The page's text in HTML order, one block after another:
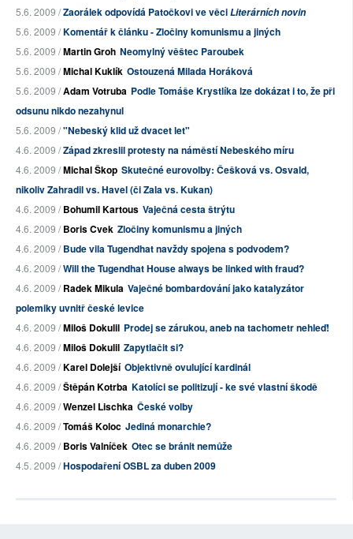
5.6. 2009 /Zaorálek odpovídá Patočkovi ve věciLiterárních novin
5.6. 2009 /Komentář k článku - Zločiny komunismu a jiných
5.6. 2009 /Martin Groh Neomylný věštec Paroubek
5.6. 2009 /Michal Kuklík Ostouzená Milada Horáková
5.6. 2009 /Adam Votruba Podle Tomáše Krystlíka lze dokázat i to, že při
odsunu nikdo nezahynul
5.6. 2009 /"Nebeský klid už dvacet let"
4.6. 2009 /Západ zkreslil protesty na náměstí Nebeského míru
4.6. 2009 /Michal Škop Skutečné eurovolby: Češková vs. Osvald,
nikoliv Zahradil vs. Havel (či Zala vs. Kukan)
4.6. 2009 /Bohumil Kartous Vaječná cesta štrýtu
4.6. 2009 /Boris Cvek Zločiny komunismu a jiných
4.6. 2009 /Bude vila Tugendhat navždy spojena s podvodem?
4.6. 2009 /Will the Tugendhat House always be linked with fraud?
4.6. 2009 /Radek Mikula Vaječné bombardování jako katalyzátor
polemiky uvnitř české levice
4.6. 2009 /Miloš Dokulil Prodej se zárukou, aneb na tachometr nehleď!
4.6. 2009 /Miloš Dokulil Zapytlačit si?
4.6. 2009 /Karel Dolejší Objektivně ovulující kardinál
4.6. 2009 /Štěpán Kotrba Katolíci se politizují - ke své vlastní škodě
4.6. 2009 /Wenzel Lischka České volby
4.6. 2009 /Tomáš Koloc Jediná monarchie?
4.6. 2009 /Boris Valníček Otec se bránit nemůže
4.5. 2009 /Hospodaření OSBL za duben 2009